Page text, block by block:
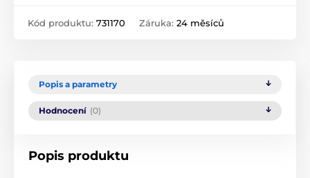
Kód produktu: 731170 Záruka: 24 měsíců
Popis a parametry
Hodnocení (0)
Popis produktu